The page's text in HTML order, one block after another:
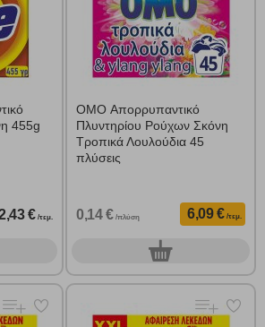
455g
€ /τεμ.
OMO Απορρυπαντικό
Πλυντηρίου Ρούχων Σκόνη
Τροπικά Λουλούδια 45
πλύσεις
0,14 € /πλύση 6,09 € /τεμ.
0τεμ.